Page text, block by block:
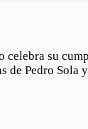
celebra su
de Pedro Sola